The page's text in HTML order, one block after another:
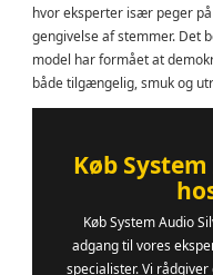
hvor eksperter især peger
gengivelse af stemmer. Det
model har formået at
både tilgængelig, smuk og
Køb
Køb System Audio
adgang til vores
specialister. Vi